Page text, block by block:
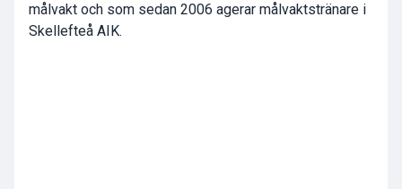
målvakt och som sedan 2006 agerar målvaktstränare i
Skellefteå AIK.